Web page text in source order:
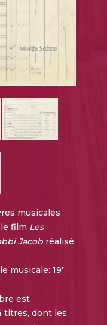
musicales
film Les
Jacobréalisé
musicale: 19'
est
titres, dont les